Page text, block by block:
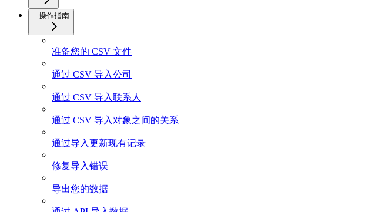
操作指南
准备您的 CSV 文件
通过 CSV 导入公司
通过 CSV 导入联系人
通过 CSV 导入对象之间的关系
通过导入更新现有记录
修复导入错误
导出您的数据